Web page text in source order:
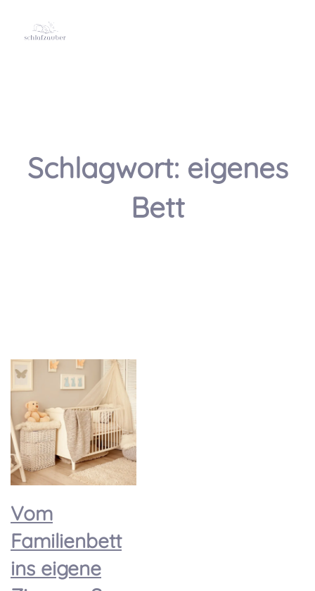
Schlagwort: eigenes
Bett
Vom
Familienbett
ins eigene